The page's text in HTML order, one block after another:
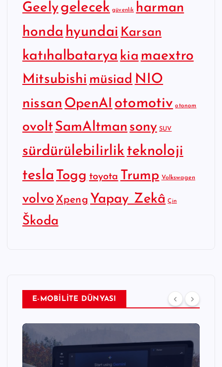
Geelygelecek güvenlik harman
honda hyundai Karsan
katıhalbatarya kia maextro
Mitsubishi müsiad NIO
nissan OpenAI otomotiv otonom
ovoltSamAltman sony SUV
sürdürülebilirlik teknoloji
tesla Togg toyota Trump Volkswagen
volvo Xpeng Yapay Zekâ Çin
Škoda
E-MOBİLİTE DÜNYASI